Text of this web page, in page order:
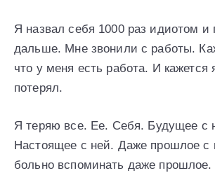
Я назвал себя 1000 раз идиотом и
дальше. Мне звонили с работы.
что у меня есть работа. И кажется
потерял.
Я теряю все. Ее. Себя. Будущее с
Настоящее с ней. Даже прошлое с
больно вспоминать даже прошлое.